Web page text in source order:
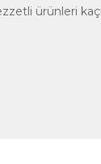
ürünleri